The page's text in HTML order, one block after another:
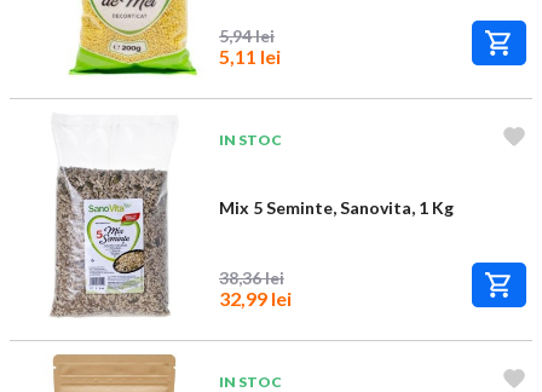
5,94 lei
5,11 lei
IN STOC
Mix 5 Seminte, Sanovita, 1 Kg
38,36 lei
32,99 lei
IN STOC